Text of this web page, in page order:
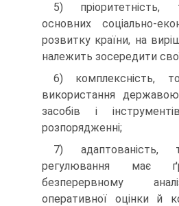
5) пріоритетність,
основних соціально-
розвитку країни, на
належить зосередити
6) комплексність,
використання
засобів і
розпорядженні;
7) адаптованість,
регулювання має
безперервному
оперативної оцінки й